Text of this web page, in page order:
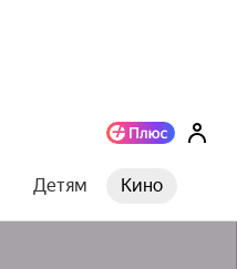
Детям Кино